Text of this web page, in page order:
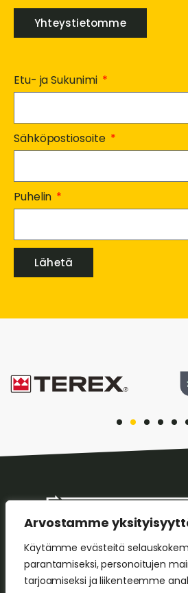
Arvostamme
Käytämme evästeitä
parantamiseksi, personoitujen
tarjoamiseksi ja liikenteemme
Yhteystietomme
Etu- ja Sukunimi
Sähköpostiosoite
Puhelin
Lähetä
HS Tekniikka
Leikontie 8, 05820
Harri Sorvoja